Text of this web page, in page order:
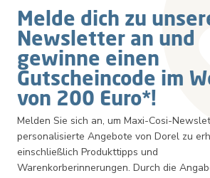
Melde dich zu
Newsletter an und
gewinne einen
Gutscheincode im
von 200 Euro*!
Melden Sie sich an, um Maxi-Cosi-
personalisierte Angebote von Dorel zu
einschließlich Produkttipps und
Warenkorberinnerungen. Durch die